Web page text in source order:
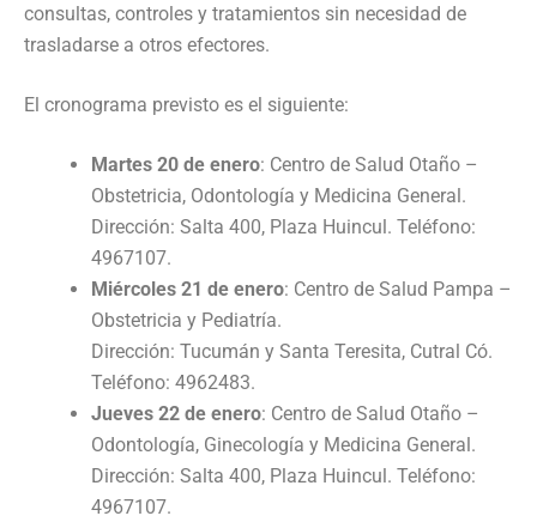
consultas, controles y tratamientos sin necesidad de
trasladarse a otros efectores.
El cronograma previsto es el siguiente:
Martes 20 de enero: Centro de Salud Otaño –
Obstetricia, Odontología y Medicina General.
Dirección: Salta 400, Plaza Huincul. Teléfono:
4967107.
Miércoles 21 de enero: Centro de Salud Pampa –
Obstetricia y Pediatría.
Dirección: Tucumán y Santa Teresita, Cutral Có.
Teléfono: 4962483.
Jueves 22 de enero: Centro de Salud Otaño –
Odontología, Ginecología y Medicina General.
Dirección: Salta 400, Plaza Huincul. Teléfono:
4967107.